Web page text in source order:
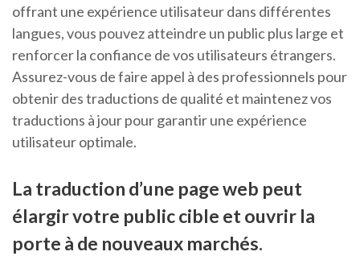
offrant une expérience utilisateur dans différentes
langues, vous pouvez atteindre un public plus large et
renforcer la confiance de vos utilisateurs étrangers.
Assurez-vous de faire appel à des professionnels pour
obtenir des traductions de qualité et maintenez vos
traductions à jour pour garantir une expérience
utilisateur optimale.
La traduction d’une page web peut
élargir votre public cible et ouvrir la
porte à de nouveaux marchés.